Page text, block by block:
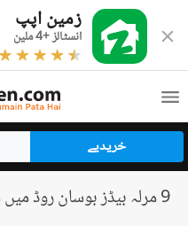
زمین اپپ
انسٹالز +4 ملین
خریدیے
9 مرلہ بیڈز بوسان روڈ میں مکانات برائے فروخت